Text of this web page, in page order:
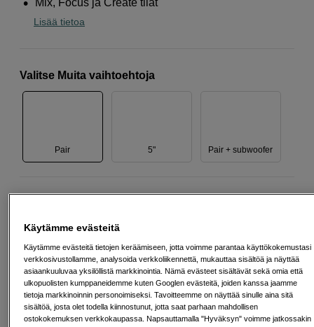
Lisää tietoa
Valitse Muita vaihtoehtoja
Pair 5" Pair + subwoofer
Määrä
Maksa Svea-erämaksulla
Esimerkki: 36 kk, 12 EUR/kk, yhteensä 437 EUR, todellinen vuosikorko
Käytämme evästeitä
Käytämme evästeitä tietojen keräämiseen, jotta voimme parantaa käyttökokemustasi
verkkosivustollamme, analysoida verkkoliikennettä, mukauttaa sisältöä ja näyttää
asiaankuuluvaa yksilöllistä markkinointia. Nämä evästeet sisältävät sekä omia että
ulkopuolisten kumppaneidemme kuten Googlen evästeitä, joiden kanssa jaamme
tietoja markkinoinnin personoimiseksi. Tavoitteemme on näyttää sinulle aina sitä
sisältöä, josta olet todella kiinnostunut, jotta saat parhaan mahdollisen
ostokokemuksen verkkokaupassa. Napsauttamalla "Hyväksyn" voimme jatkossakin